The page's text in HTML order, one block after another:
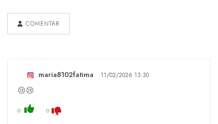
COMENTAR
maria8102fatima 11/02/2026 13:30
😢😢
0 0